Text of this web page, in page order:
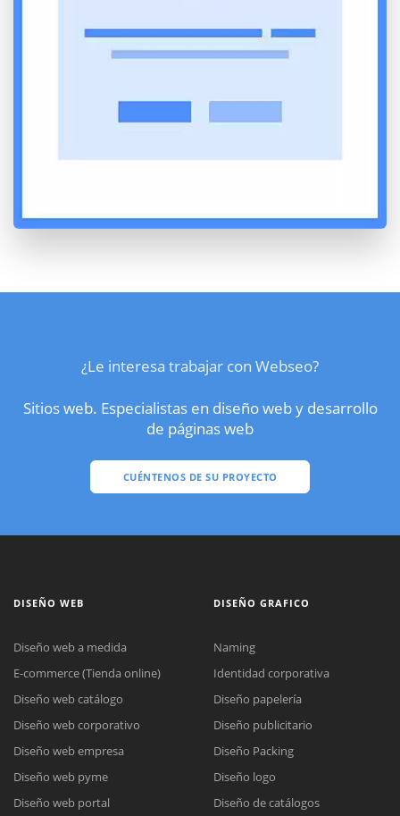
¿Le interesa trabajar con Webseo?
Sitios web. Especialistas en diseño web y desarrollo
de páginas web
CUÉNTENOS DE SU PROYECTO
DISEÑO WEB
Diseño web a medida
E-commerce (Tienda online)
Diseño web catálogo
Diseño web corporativo
Diseño web empresa
Diseño web pyme
Diseño web portal
DISEÑO GRAFICO
Naming
Identidad corporativa
Diseño papelería
Diseño publicitario
Diseño Packing
Diseño logo
Diseño de catálogos